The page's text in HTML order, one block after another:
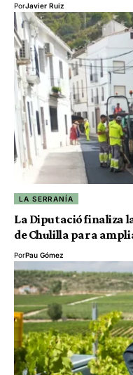
PorJavier Ruiz
LA SERRANÍA
La Diputació finaliza
de Chulilla para
PorPau Gómez